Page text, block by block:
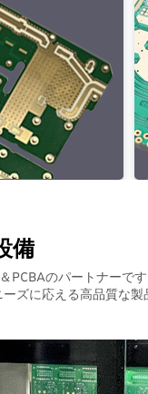
備
PCBAのパートナーです
ズに応える高品質な製